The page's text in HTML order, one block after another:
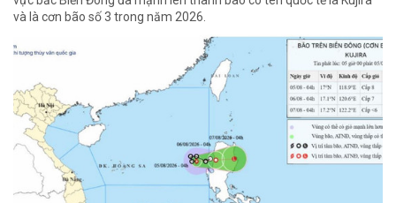
và là cơn bão số 3 trong năm 2026.